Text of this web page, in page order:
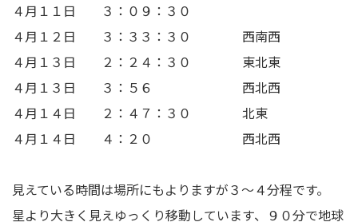
４月１１日 ３：０９：３０
４月１２日 ３：３３：３０ 西南西
４月１３日 ２：２４：３０ 東北東
４月１３日 ３：５６ 西北西
４月１４日 ２：４７：３０ 北東
４月１４日 ４：２０ 西北西
見えている時間は場所にもよりますが３～４分程です。
星より大きく見えゆっくり移動しています、９０分で地球